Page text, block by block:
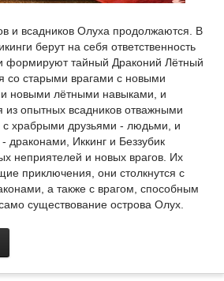
и всадников Олуха продолжаются. В
берут на себя ответственность
формируют тайный Драконий Лётный
со старыми врагами с новыми
новыми лётными навыками, и
из опытных всадников отважными
храбрыми друзьями - людьми, и
драконами, Иккинг и Беззубик
неприятелей и новых врагов. Их
приключения, они столкнутся с
а также с врагом, способным
существование острова Олух.